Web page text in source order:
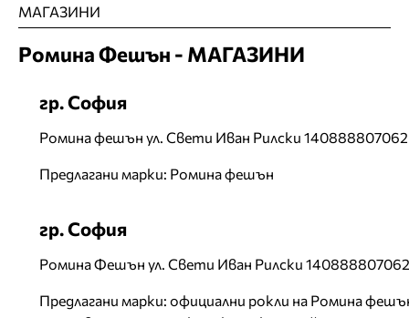
МАГАЗИНИ
Ромина Фешън - МАГАЗИНИ
гр. София
Ромина фешън ул. Свети Иван Рилски 140888807062
Предлагани марки: Ромина фешън
гр. София
Ромина Фешън ул. Свети Иван Рилски 140888807062
Предлагани марки: официални рокли на Ромина